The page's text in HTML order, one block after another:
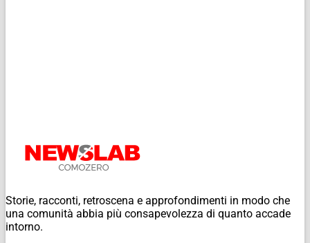
Storie, racconti, retroscena e approfondimenti in modo che
una comunità abbia più consapevolezza di quanto accade
intorno.